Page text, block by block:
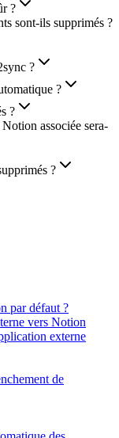
?
sont-ils supprimés ?
?
?
?
associée sera-
?
par défaut ?
vers Notion
externe
de